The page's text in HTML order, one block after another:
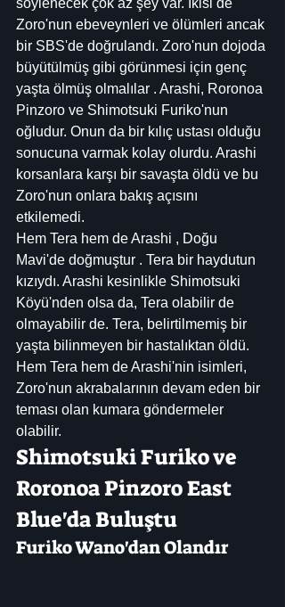
söylenecek çok az şey var. İkisi de
Zoro'nun ebeveynleri ve ölümleri ancak
bir SBS'de doğrulandı. Zoro'nun dojoda
büyütülmüş gibi görünmesi için genç
yaşta ölmüş olmalılar . Arashi, Roronoa
Pinzoro ve Shimotsuki Furiko'nun
oğludur. Onun da bir kılıç ustası olduğu
sonucuna varmak kolay olurdu. Arashi
korsanlara karşı bir savaşta öldü ve bu
Zoro'nun onlara bakış açısını
etkilemedi.
Hem Tera hem de Arashi , Doğu
Mavi'de doğmuştur . Tera bir haydutun
kızıydı. Arashi kesinlikle Shimotsuki
Köyü'nden olsa da, Tera olabilir de
olmayabilir de. Tera, belirtilmemiş bir
yaşta bilinmeyen bir hastalıktan öldü.
Hem Tera hem de Arashi'nin isimleri,
Zoro'nun akrabalarının devam eden bir
teması olan kumara göndermeler
olabilir.
Shimotsuki Furiko ve
Roronoa Pinzoro East
Blue'da Buluştu
Furiko Wano'dan Olandır